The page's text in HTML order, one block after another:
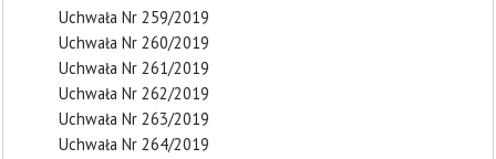
Uchwała Nr 259/2019
Uchwała Nr 260/2019
Uchwała Nr 261/2019
Uchwała Nr 262/2019
Uchwała Nr 263/2019
Uchwała Nr 264/2019